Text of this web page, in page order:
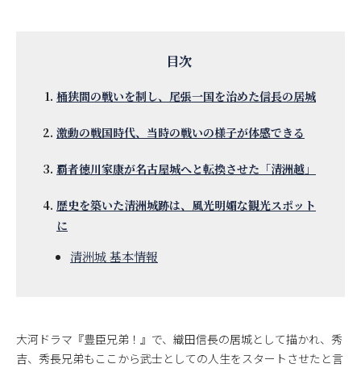
桶狭間の戦いを制し、尾張一国を治めた信長の居城
激動の戦国時代、当時の戦いの様子が体感できる
覇者徳川家康が名古屋城へと転換させた「清洲越」
歴史を築いた清洲城跡は、風光明媚な観光スポット
に
清洲城 基本情報
大河ドラマ『豊臣兄弟！』で、織田信長の居城として描かれ、秀
吉、秀長兄弟もここから武士としての人生をスタートさせたと言